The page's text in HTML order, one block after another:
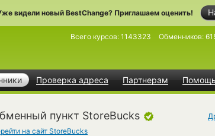
видели новый BestChange? Приглашаем оценить!
Проверка адреса Партнерам Помощь
Всего курсов: 1143323 Обменников:
пункт StoreBucks
на сайт StoreBucks